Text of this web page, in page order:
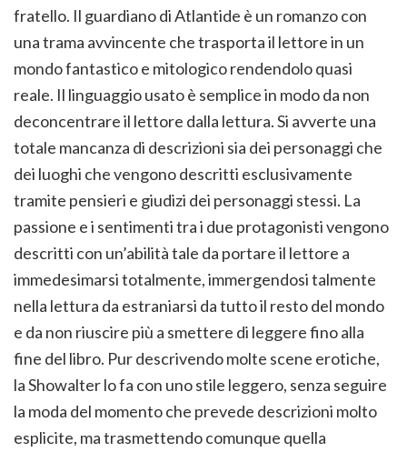
fratello. Il guardiano di Atlantide è un romanzo con
una trama avvincente che trasporta il lettore in un
mondo fantastico e mitologico rendendolo quasi
reale. Il linguaggio usato è semplice in modo da non
deconcentrare il lettore dalla lettura. Si avverte una
totale mancanza di descrizioni sia dei personaggi che
dei luoghi che vengono descritti esclusivamente
tramite pensieri e giudizi dei personaggi stessi. La
passione e i sentimenti tra i due protagonisti vengono
descritti con un’abilità tale da portare il lettore a
immedesimarsi totalmente, immergendosi talmente
nella lettura da estraniarsi da tutto il resto del mondo
e da non riuscire più a smettere di leggere fino alla
fine del libro. Pur descrivendo molte scene erotiche,
la Showalter lo fa con uno stile leggero, senza seguire
la moda del momento che prevede descrizioni molto
esplicite, ma trasmettendo comunque quella